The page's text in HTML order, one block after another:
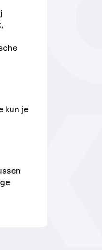
kun je